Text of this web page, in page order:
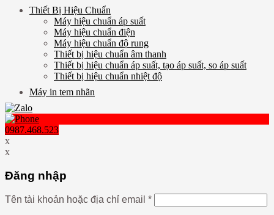
Thiết Bị Hiệu Chuẩn
Máy hiệu chuẩn áp suất
Máy hiệu chuẩn điện
Máy hiệu chuẩn độ rung
Thiết bị hiệu chuẩn âm thanh
Thiết bị hiệu chuẩn áp suất, tạo áp suất, so áp suất
Thiết bị hiệu chuẩn nhiệt độ
Máy in tem nhãn
0987.468.523
x
x
Đăng nhập
Tên tài khoản hoặc địa chỉ email *